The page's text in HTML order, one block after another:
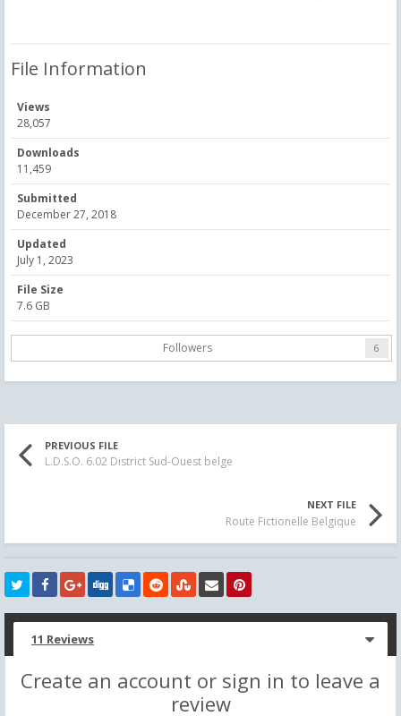
File Information
Views
28,057
Downloads
11,459
Submitted
December 27, 2018
Updated
July 1, 2023
File Size
7.6 GB
Followers 6
PREVIOUS FILE
L.D.S.O. 6.02 District Sud-Ouest belge
NEXT FILE
Route Fictionelle Belgique
11 Reviews
Create an account or sign in to leave a
review